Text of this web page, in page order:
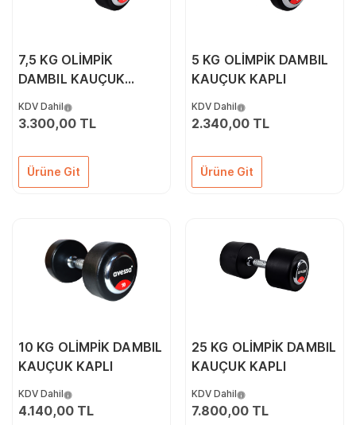
7,5 KG OLİMPİK
DAMBIL KAUÇUK
KDV Dahil
3.300,00 TL
Ürüne Git
5 KG OLİMPİK DAMBIL
KAUÇUK KAPLI
KDV Dahil
2.340,00 TL
Ürüne Git
10 KG OLİMPİK DAMBIL
KAUÇUK KAPLI
KDV Dahil
4.140,00 TL
25 KG OLİMPİK DAMBIL
KAUÇUK KAPLI
KDV Dahil
7.800,00 TL